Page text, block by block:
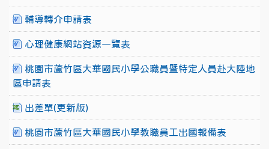
輔導轉介申請表
心理健康網站資源一覽表
桃園市蘆竹區大華國民小學公職員暨特定人員赴大陸地
區申請表
出差單(更新版)
桃園市蘆竹區大華國民小學教職員工出國報備表